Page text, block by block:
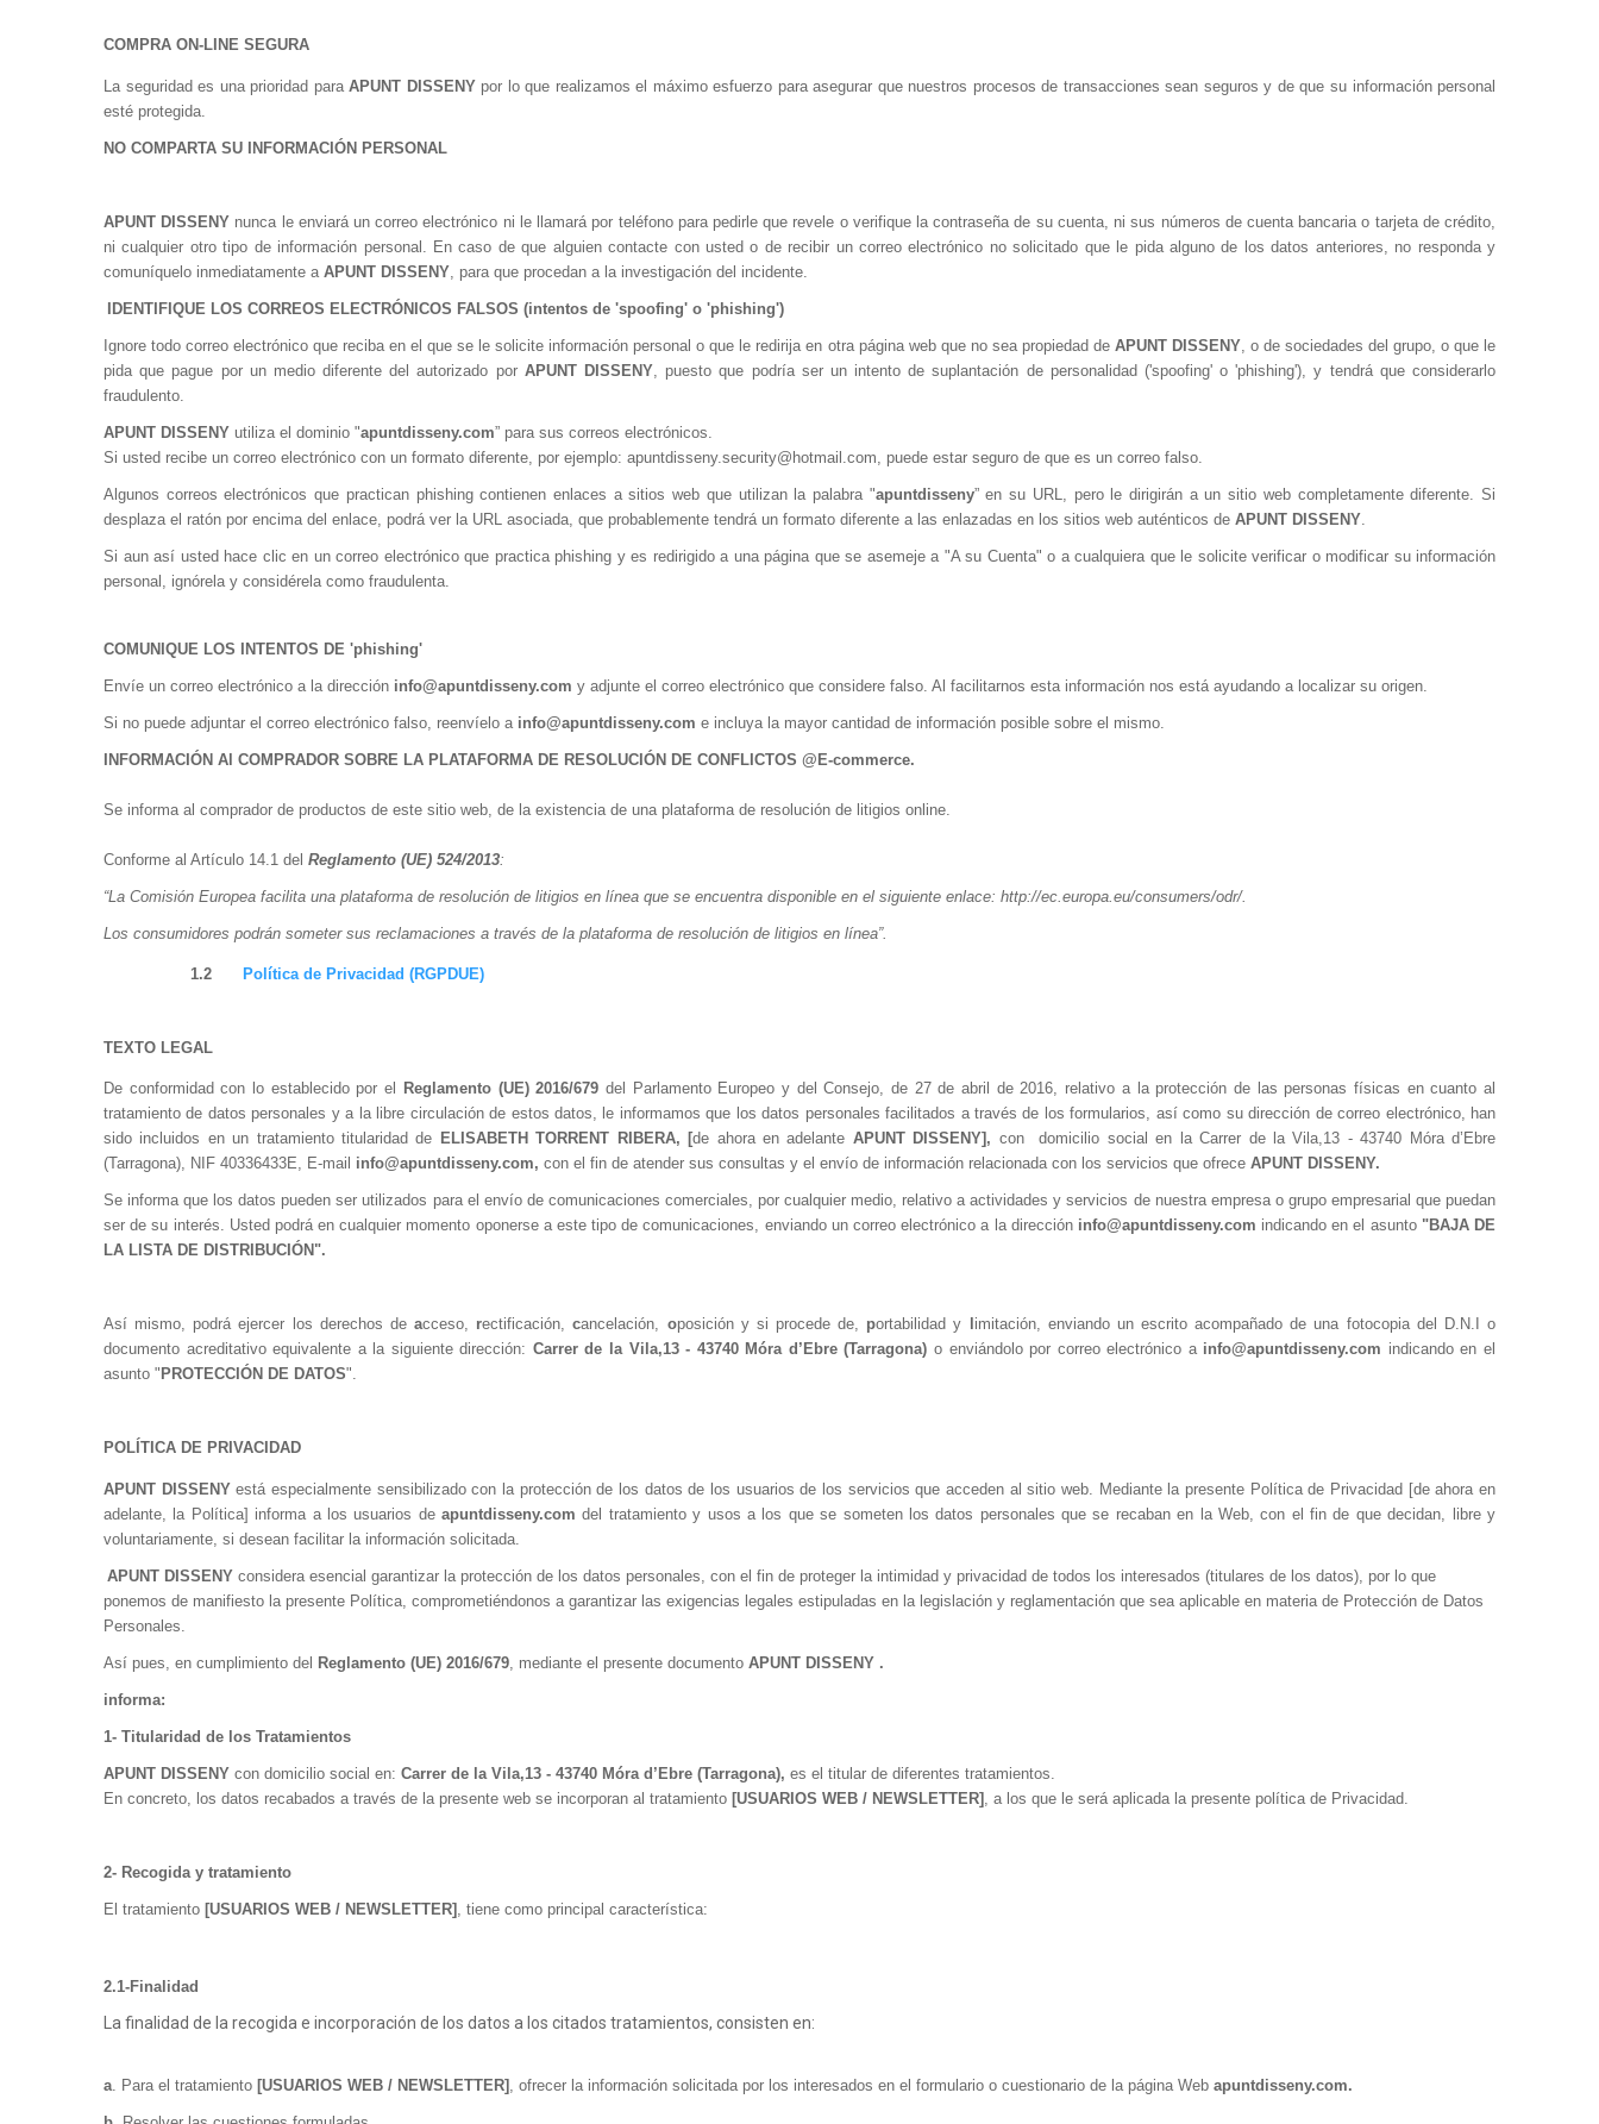
COMPRA ON-LINE SEGURA
La seguridad es una prioridad paraAPUNT DISSENYpor lo que realizamos el máximo esfuerzo para asegurar que nuestros procesos de transacciones sean seguros y de que su información personal
esté protegida.
NO COMPARTA SU INFORMACIÓN PERSONAL
APUNT DISSENY nunca le enviará un correo electrónico ni le llamará por teléfono para pedirle que revele o verifique la contraseña de su cuenta, ni sus números de cuenta bancaria o tarjeta de crédito,
ni cualquier otro tipo de información personal. En caso de que alguien contacte con usted o de recibir un correo electrónico no solicitado que le pida alguno de los datos anteriores, no responda y
comuníquelo inmediatamente a APUNT DISSENY , para que procedan a la investigación del incidente.
IDENTIFIQUE LOS CORREOS ELECTRÓNICOS FALSOS (intentos de 'spoofing' o 'phishing')
Ignore todo correo electrónico que reciba en el que se le solicite información personal o que le redirija en otra página web que no sea propiedad de APUNT DISSENY, o de sociedades del grupo, o que le
pida que pague por un medio diferente del autorizado por APUNT DISSENY, puesto que podría ser un intento de suplantación de personalidad ('spoofing' o 'phishing'), y tendrá que considerarlo
fraudulento.
APUNT DISSENY utiliza el dominio "apuntdisseny.com” para sus correos electrónicos.
Si usted recibe un correo electrónico con un formato diferente, por ejemplo: apuntdisseny.security@hotmail.com, puede estar seguro de que es un correo falso.
Algunos correos electrónicos que practican phishing contienen enlaces a sitios web que utilizan la palabra "apuntdisseny” en su URL, pero le dirigirán a un sitio web completamente diferente. Si
desplaza el ratón por encima del enlace, podrá ver la URL asociada, que probablemente tendrá un formato diferente a las enlazadas en los sitios web auténticos de APUNT DISSENY
Si aun así usted hace clic en un correo electrónico que practica phishing y es redirigido a una página que se asemeje a "A su Cuenta" o a cualquiera que le solicite verificar o modificar su información
personal, ignórela y considérela como fraudulenta.
COMUNIQUE LOS INTENTOS DE 'phishing'
Envíe un correo electrónico a la dirección info@apuntdisseny.com y adjunte el correo electrónico que considere falso. Al facilitarnos esta información nos está ayudando a localizar su origen.
Si no puede adjuntar el correo electrónico falso, reenvíelo a info@apuntdisseny.com e incluya la mayor cantidad de información posible sobre el mismo.
INFORMACIÓN Al COMPRADOR SOBRE LA PLATAFORMA DE RESOLUCIÓN DE CONFLICTOS @E-commerce.
Se informa al comprador de productos de este sitio web, de la existencia de una plataforma de resolución de litigios online.
Conforme al Artículo 14.1 del Reglamento (UE) 524/2013:
“La Comisión Europea facilita una plataforma de resolución de litigios en línea que se encuentra disponible en el siguiente enlace: http://ec.europa.eu/consumers/odr/.
Los consumidores podrán someter sus reclamaciones a través de la plataforma de resolución de litigios en línea”.
1.2 Política de Privacidad (RGPDUE)
TEXTO LEGAL
De conformidad con lo establecido porel Reglamento (UE) 2016/679 del Parlamento Europeo y del Consejo, de 27 de abril de 2016, relativo a la protección de las personas físicas en cuanto al
tratamiento de datos personales y a la libre circulación de estos datos, le informamos que los datos personales facilitados a través de los formularios, así como su dirección de correo electrónico, han
sido incluidos en un tratamiento titularidad de ELISABETH TORRENT RIBERA, [de ahora en adelante APUNT DISSENY], con domicilio social en laCarrer de la Vila,13 - 43740 Móra d’Ebre
(Tarragona), NIF 40336433E, E-mail info@apuntdisseny.com, con el fin de atender sus consultas y el envío de información relacionada con los servicios que ofrece APUNT DISSENY.
Se informa que los datos pueden ser utilizados para el envío de comunicaciones comerciales, por cualquier medio, relativo a actividades y servicios de nuestra empresa o grupo empresarial que puedan
ser de su interés. Usted podrá en cualquier momento oponerse a este tipo de comunicaciones, enviando un correo electrónico a la dirección info@apuntdisseny.com indicando en el asunto "BAJA DE
LA LISTA DE DISTRIBUCIÓN".
Así mismo, podrá ejercer los derechos deacceso, rectificación, cancelación, oposición y si procede de, portabilidad y
imitación, enviando un escrito acompañado de una fotocopia del D.N.I o
documento acreditativo equivalente a la siguiente dirección: Carrer de la Vila,13 - 43740 Móra d’Ebre (Tarragona) o enviándolo por correo electrónico a info@apuntdisseny.com indicando en el
asunto " PROTECCIÓN DE DATOS".
POLÍTICA DE PRIVACIDAD
APUNT DISSENYestá especialmente sensibilizado con la protección de los datos de los usuarios de los servicios que acceden al sitio web. Mediante la presente Política de Privacidad [de ahora en
adelante, la Política] informa a los usuarios deapuntdisseny.com del tratamiento y usos a los que se someten los datos personales que se recaban en la Web, con el fin de que decidan, libre y
voluntariamente, si desean facilitar la información solicitada.
APUNT DISSENY considera esencial garantizar la protección de los datos personales, con el fin de proteger la intimidad y privacidad de todos los interesados (titulares de los datos), por lo que
ponemos de manifiesto la presente Política, comprometiéndonos a garantizar las exigencias legales estipuladas en la legislación y reglamentación que sea aplicable en materia de Protección de Datos
Personales.
Así pues, en cumplimiento del Reglamento (UE) 2016/679 , mediante el presente documento APUNT DISSENY .
informa:
1- Titularidad de los Tratamientos
APUNT DISSENY con domicilio social en: Carrer de la Vila,13 - 43740 Móra d’Ebre (Tarragona), es el titular de diferentes tratamientos.
En concreto, los datos recabados a través de la presente web se incorporan al tratamiento [USUARIOS WEB / NEWSLETTER] , a los que le será aplicada la presente política de Privacidad.
2- Recogida y tratamiento
El tratamiento [USUARIOS WEB / NEWSLETTER] , tiene como principal característica:
2.1-Finalidad
La finalidad de la recogida e incorporación de los datos a los citados tratamientos, consisten en:
a . Para el tratamiento [USUARIOS WEB / NEWSLETTER] , ofrecer la información solicitada por los interesados en el formulario o cuestionario de la página Web apuntdisseny.com.